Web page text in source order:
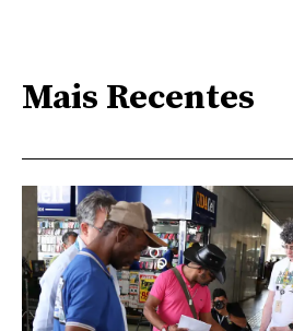
Mais Recentes